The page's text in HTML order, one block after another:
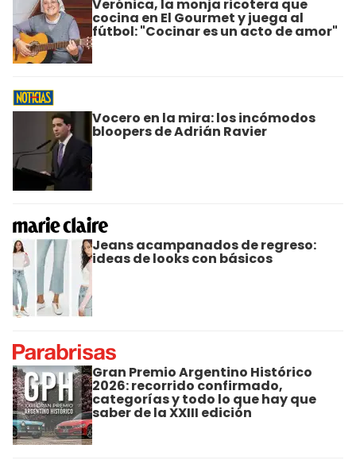
Verónica, la monja ricotera que
cocina en El Gourmet y juega al
fútbol: "Cocinar es un acto de amor"
Vocero en la mira: los incómodos
bloopers de Adrián Ravier
Jeans acampanados de regreso:
ideas de looks con básicos
Gran Premio Argentino Histórico
2026: recorrido confirmado,
categorías y todo lo que hay que
saber de la XXIII edición